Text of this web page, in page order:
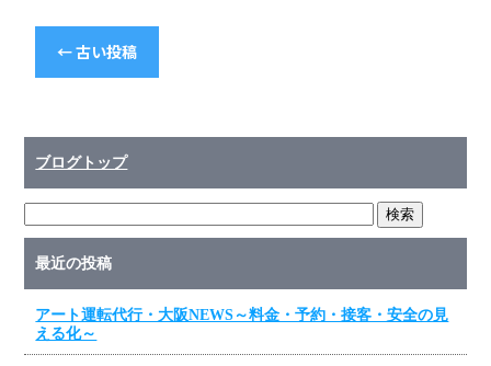
b
o
o
k
←古い投稿
ブログトップ
最近の投稿
アート運転代行・大阪NEWS～料金・予約・接客・安全の見
える化～